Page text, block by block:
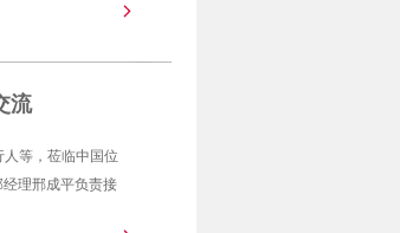
流
等，莅临中国位
理邢成平负责接